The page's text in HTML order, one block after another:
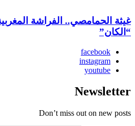
غيثة الحمامصي.. الفراشة
“الكان”
facebook
instagram
youtube
Newsletter
Don’t miss out on new posts